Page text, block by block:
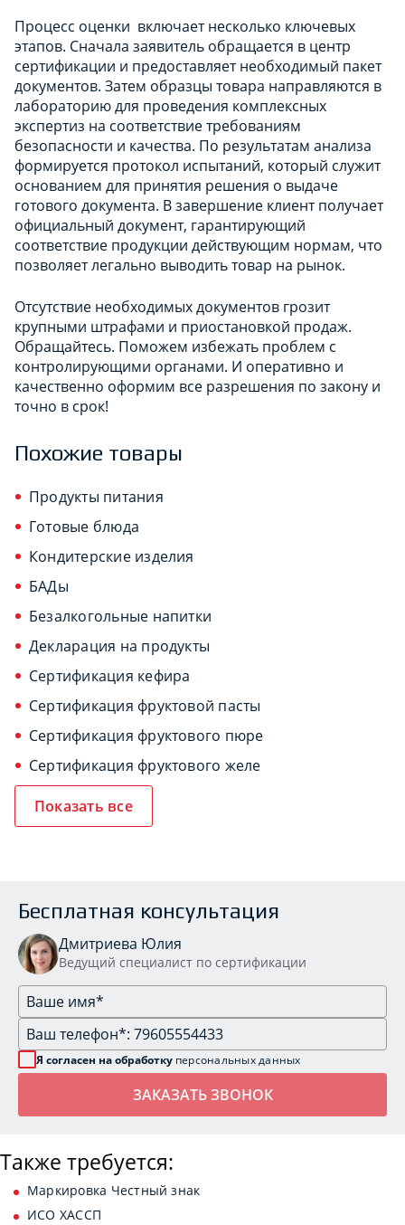
Процесс оценки включает несколько ключевых
этапов. Сначала заявитель обращается в центр
сертификации и предоставляет необходимый пакет
документов. Затем образцы товара направляются в
лабораторию для проведения комплексных
экспертиз на соответствие требованиям
безопасности и качества. По результатам анализа
формируется протокол испытаний, который служит
основанием для принятия решения о выдаче
готового документа. В завершение клиент получает
официальный документ, гарантирующий
соответствие продукции действующим нормам, что
позволяет легально выводить товар на рынок.
Отсутствие необходимых документов грозит
крупными штрафами и приостановкой продаж.
Обращайтесь. Поможем избежать проблем с
контролирующими органами. И оперативно и
качественно оформим все разрешения по закону и
точно в срок!
Похожие товары
Продукты питания
Готовые блюда
Кондитерские изделия
БАДы
Безалкогольные напитки
Декларация на продукты
Сертификация кефира
Сертификация фруктовой пасты
Сертификация фруктового пюре
Сертификация фруктового желе
Показать все
Бесплатная консультация
Дмитриева Юлия
Ведущий специалист по сертификации
Я согласен на обработку персональных данных
Также требуется:
Маркировка Честный знак
ИСО ХАССП